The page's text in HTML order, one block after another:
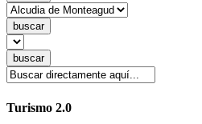
Turismo 2.0